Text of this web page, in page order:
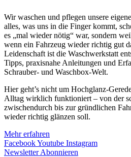
Wir waschen und pflegen unsere
alles, was uns in die Finger kommt,
es „mal wieder nötig“ war, sondern
wenn ein Fahrzeug wieder richtig gut
Leidenschaft ist die Waschwerkstatt
Tipps, praxisnahe Anleitungen und
Schrauber- und Waschbox-Welt.
Hier geht’s nicht um Hochglanz-
Alltag wirklich funktioniert – von der
zwischendurch bis zur gründlichen
wieder richtig glänzen soll.
Mehr erfahren
FacebookYoutube Instagram
Newsletter Abonnieren